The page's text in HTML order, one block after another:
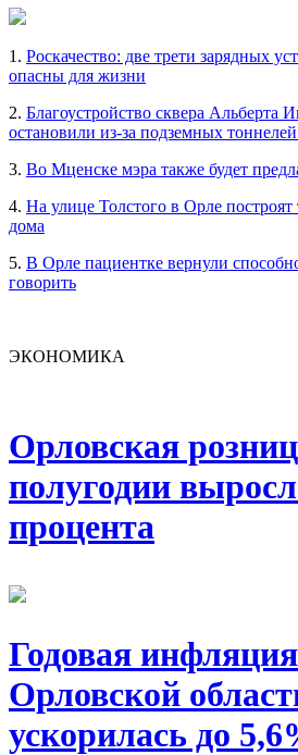
1. Роскачество: две трети зарядных
опасны для жизни
2. Благоустройство сквера Альберта
остановили из-за подземных тоннелей
3. Во Мценске мэра также будет
4. На улице Толстого в Орле
дома
5. В Орле пациентке вернули
говорить
ЭКОНОМИКА
Орловская
полугодии
процента
Годовая
Орловской
ускорилась до